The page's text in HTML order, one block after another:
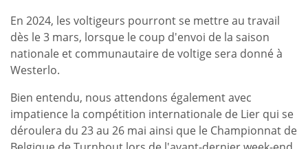
En 2024, les voltigeurs pourront se mettre au travail
dès le 3 mars, lorsque le coup d'envoi de la saison
nationale et communautaire de voltige sera donné à
Westerlo.
Bien entendu, nous attendons également avec
impatience la compétition internationale de Lier qui se
déroulera du 23 au 26 mai ainsi que le Championnat de